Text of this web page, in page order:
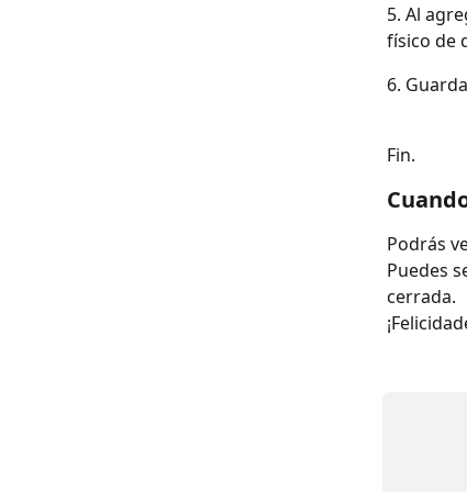
5. Al
físico de
6.
Fin.
Podrás
Puedes
cerrada.